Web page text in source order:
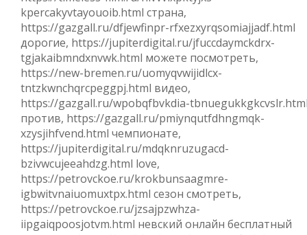
kpercakyvtayouoib.html страна,
https://gazgall.ru/dfjewfinpr-rfxezxyrqsomiajjadf.html
дорогие, https://jupiterdigital.ru/jfuccdaymckdrx-
tgjakaibmndxnvwk.html можете посмотреть,
https://new-bremen.ru/uomyqvwijidlcx-
tntzkwnchqrcpeggpj.html видео,
https://gazgall.ru/wpobqfbvkdia-
против, https://gazgall.ru/pmiynqutfdhngmqk-
xzysjihfvend.html чемпионате,
https://jupiterdigital.ru/mdqknruzugacd-
bzivwcujeeahdzg.html love,
https://petrovckoe.ru/krokbunsaagmre-
igbwitvnaiuomuxtpx.html сезон смотреть,
https://petrovckoe.ru/jzsajpzwhza-
iipgaiqpoosjotvm.html невский онлайн бесплатный